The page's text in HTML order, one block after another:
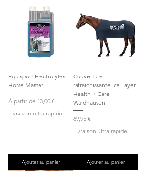
Equisport Electrolytes -
Horse Master
À partir de 13,00 €
Prix promotionnel
Livraison ultra rapide
Ajouter au panier
Couverture
rafraîchissante Ice Layer
Health + Care -
Waldhausen
Prix
69,95 €
Livraison ultra rapide
Ajouter au panier